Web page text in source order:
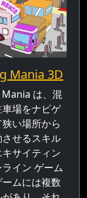
Mania 3D
は、混
場をナビゲ
い場所から
せるスキル
サイティン
イン ゲーム
ムには複数